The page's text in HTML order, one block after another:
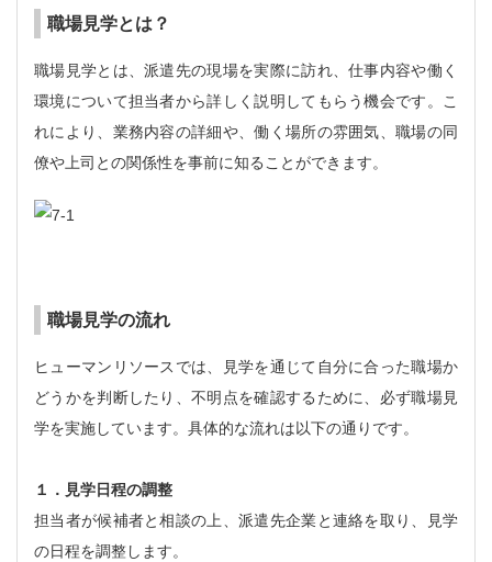
職場見学とは？
職場見学とは、派遣先の現場を実際に訪れ、仕事内容や働く
環境について担当者から詳しく説明してもらう機会です。こ
れにより、業務内容の詳細や、働く場所の雰囲気、職場の同
僚や上司との関係性を事前に知ることができます。
職場見学の流れ
ヒューマンリソースでは、見学を通じて自分に合った職場か
どうかを判断したり、不明点を確認するために、必ず職場見
学を実施しています。具体的な流れは以下の通りです。
１．見学日程の調整
担当者が候補者と相談の上、派遣先企業と連絡を取り、見学
の日程を調整します。